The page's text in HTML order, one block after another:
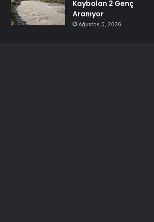
Kaybolan 2 Genç
Aranıyor
Ağustos 5, 2026